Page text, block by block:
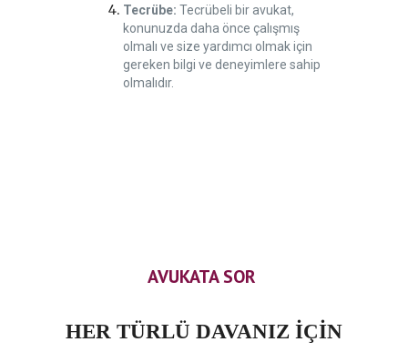
Tecrübe: Tecrübeli bir avukat,
konunuzda daha önce çalışmış
olmalı ve size yardımcı olmak için
gereken bilgi ve deneyimlere sahip
olmalıdır.
AVUKATA SOR
HER TÜRLÜ DAVANIZ İÇİN